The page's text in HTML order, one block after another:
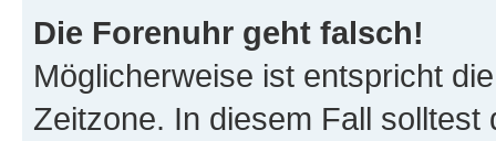
Die Forenuhr geht falsch!
Möglicherweise ist entspricht
Zeitzone. In diesem Fall solltest